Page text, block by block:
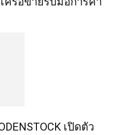
เปิดตัว